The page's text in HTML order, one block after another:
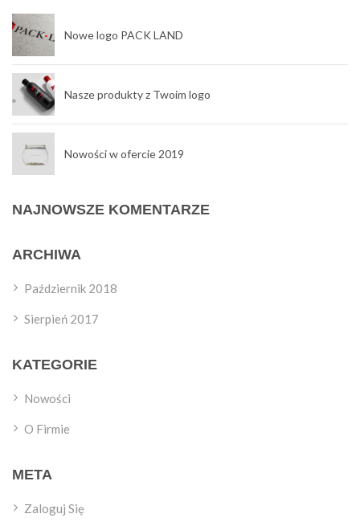
Nowe logo PACK LAND
Nasze produkty z Twoim logo
Nowości w ofercie 2019
NAJNOWSZE KOMENTARZE
ARCHIWA
Październik 2018
Sierpień 2017
KATEGORIE
Nowości
O Firmie
META
Zaloguj Się